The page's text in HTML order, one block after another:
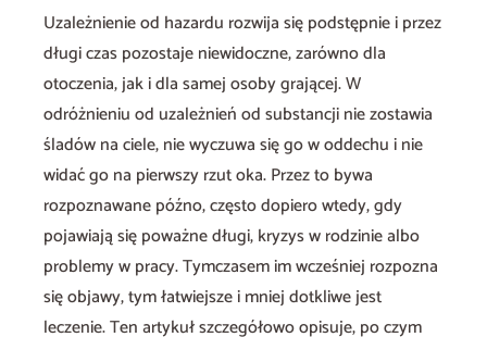
Uzależnienie od hazardu rozwija się podstępnie i przez
długi czas pozostaje niewidoczne, zarówno dla
otoczenia, jak i dla samej osoby grającej. W
odróżnieniu od uzależnień od substancji nie zostawia
śladów na ciele, nie wyczuwa się go w oddechu i nie
widać go na pierwszy rzut oka. Przez to bywa
rozpoznawane późno, często dopiero wtedy, gdy
pojawiają się poważne długi, kryzys w rodzinie albo
problemy w pracy. Tymczasem im wcześniej rozpozna
się objawy, tym łatwiejsze i mniej dotkliwe jest
leczenie. Ten artykuł szczegółowo opisuje, po czym